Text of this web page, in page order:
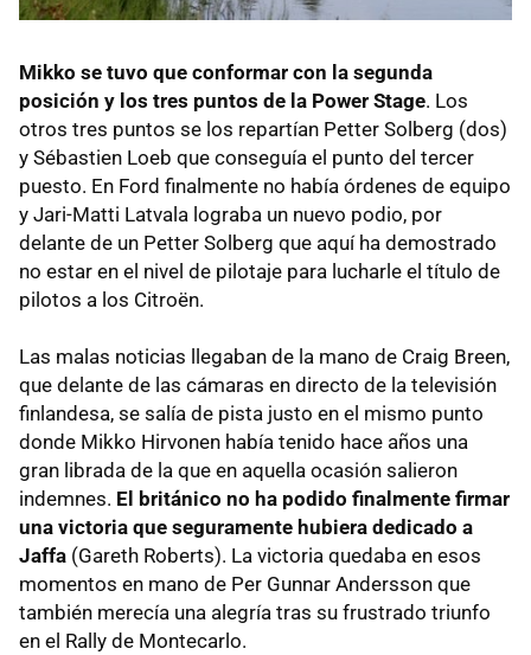
Mikko se tuvo que conformar con la segunda
posición y los tres puntos de la Power Stage. Los
otros tres puntos se los repartían Petter Solberg (dos)
y Sébastien Loeb que conseguía el punto del tercer
puesto. En Ford finalmente no había órdenes de equipo
y Jari-Matti Latvala lograba un nuevo podio, por
delante de un Petter Solberg que aquí ha demostrado
no estar en el nivel de pilotaje para lucharle el título de
pilotos a los Citroën.
Las malas noticias llegaban de la mano de Craig Breen,
que delante de las cámaras en directo de la televisión
finlandesa, se salía de pista justo en el mismo punto
donde Mikko Hirvonen había tenido hace años una
gran librada de la que en aquella ocasión salieron
indemnes. El británico no ha podido finalmente firmar
una victoria que seguramente hubiera dedicado a
Jaffa (Gareth Roberts). La victoria quedaba en esos
momentos en mano de Per Gunnar Andersson que
también merecía una alegría tras su frustrado triunfo
en el Rally de Montecarlo.